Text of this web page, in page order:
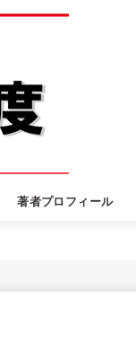
著者プロフィール